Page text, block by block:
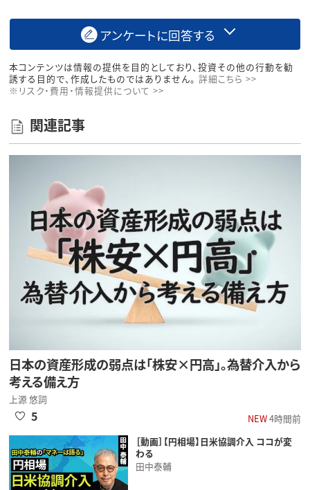
アンケートに回答する
本コンテンツは情報の提供を目的としており、投資その他の行動を勧
誘する目的で、作成したものではありません。 詳細こちら >>
※リスク・費用・情報提供について >>
関連記事
日本の資産形成の弱点は「株安×円高」。為替介入から
考える備え方
上源 悠詞
NEW4時間前
5
［動画］【円相場】日米協調介入 ココが変
わる
田中泰輔